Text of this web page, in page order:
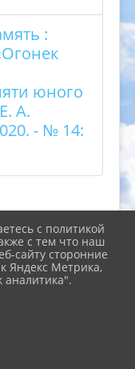
:
юного
А.
- № 14:
с политикой
с тем что наш
сайту сторонние
Яндекс Метрика,
аналитика".